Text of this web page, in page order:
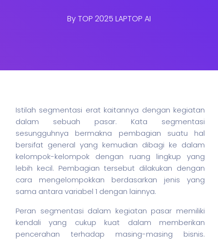
ByTOP 2025 LAPTOP AI
Istilah segmentasi erat kaitannya dengan kegiatan
dalam sebuah pasar. Kata segmentasi
sesungguhnya bermakna pembagian suatu hal
bersifat general yang kemudian dibagi ke dalam
kelompok-kelompok dengan ruang lingkup yang
lebih kecil. Pembagian tersebut dilakukan dengan
cara mengelompokkan berdasarkan jenis yang
sama antara variabel 1 dengan lainnya.
Peran segmentasi dalam kegiatan pasar memiliki
kendali yang cukup kuat dalam memberikan
pencerahan terhadap masing-masing bisnis.